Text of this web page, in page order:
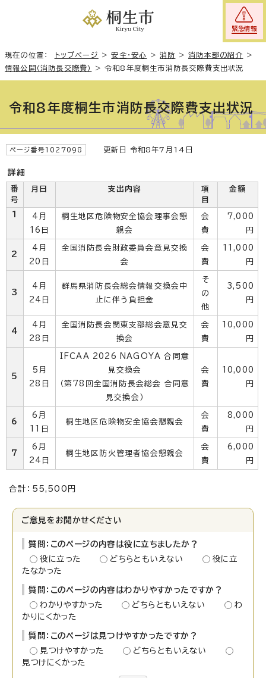
緊急情報
現在の位置： トップページ >安全・安心 >消防 >消防本部の紹介
>
情報公開（消防長交際費）
>令和8年度桐生市消防長交際費支出状況
令和8年度桐生市消防長交際費支出状況
ページ番号1027098 更新日 令和8年7月14日
詳細
番
号
月日 支出内容
項
目
金額
1
4月
16日
桐生地区危険物安全協会理事会懇
親会
会
費
7,000
円
2
4月
20日
全国消防長会財政委員会意見交換
会
会
費
11,000
円
3
4月
24日
群馬県消防長会総会情報交換会中
止に伴う負担金
そ
の
他
3,500
円
4
4月
28日
全国消防長会関東支部総会意見交
換会
会
費
10,000
円
5
5月
28日
IFCAA 2026 NAGOYA 合同意
見交換会
（第78回全国消防長会総会 合同意
見交換会）
会
費
10,000
円
6
6月
11日
桐生地区危険物安全協会懇親会
会
費
8,000
円
7
6月
24日
桐生地区防火管理者協会懇親会
会
費
6,000
円
合計：55,500円
ご意見をお聞かせください
質問：このページの内容は役に立ちましたか？
役に立った
どちらともいえない
役に立
たなかった
質問：このページの内容はわかりやすかったですか？
わかりやすかった
どちらともいえない
わ
かりにくかった
質問：このページは見つけやすかったですか？
見つけやすかった
どちらともいえない
見つけにくかった